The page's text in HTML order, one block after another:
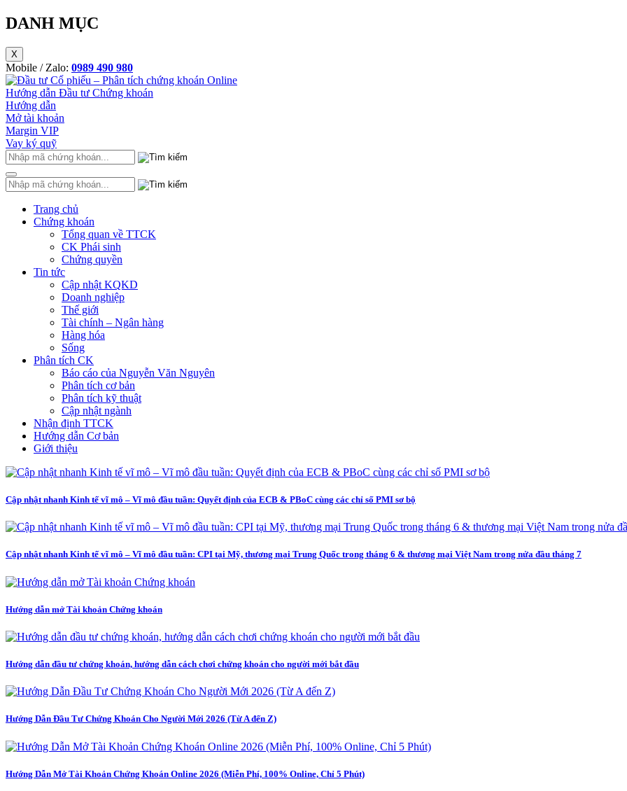
DANH MỤC
X
Mobile / Zalo: 0989 490 980
Hướng dẫn Đầu tư Chứng khoán
Hướng dẫn
Mở tài khoản
Margin VIP
Vay ký quỹ
Trang chủ
Chứng khoán
Tổng quan về TTCK
CK Phái sinh
Chứng quyền
Tin tức
Cập nhật KQKD
Doanh nghiệp
Thế giới
Tài chính – Ngân hàng
Hàng hóa
Sống
Phân tích CK
Báo cáo của Nguyễn Văn Nguyên
Phân tích cơ bản
Phân tích kỹ thuật
Cập nhật ngành
Nhận định TTCK
Hướng dẫn Cơ bản
Giới thiệu
Cập nhật nhanh Kinh tế vĩ mô – Vĩ mô đầu tuần: Quyết định của ECB & PBoC cùng các chỉ số PMI sơ bộ
Cập nhật nhanh Kinh tế vĩ mô – Vĩ mô đầu tuần: CPI tại Mỹ, thương mại Trung Quốc trong tháng 6 & thương mại Việt Nam trong nửa đầu tháng 7
Hướng dẫn mở Tài khoản Chứng khoán
Hướng dẫn đầu tư chứng khoán, hướng dẫn cách chơi chứng khoán cho người mới bắt đầu
Hướng Dẫn Đầu Tư Chứng Khoán Cho Người Mới 2026 (Từ A đến Z)
Hướng Dẫn Mở Tài Khoản Chứng Khoán Online 2026 (Miễn Phí, 100% Online, Chỉ 5 Phút)